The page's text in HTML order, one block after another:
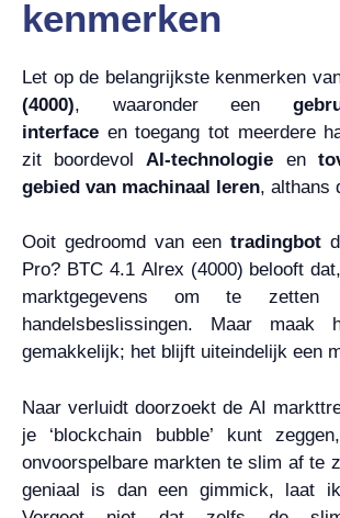
kenmerken
Let op de belangrijkste kenmerken
(4000), waaronder een
interface en toegang tot meerdere
zit boordevol AI-technologie en
gebied van machinaal leren, althans
Ooit gedroomd van een tradingbot
Pro? BTC 4.1 Alrex (4000) belooft
marktgegevens om te zetten
handelsbeslissingen. Maar
gemakkelijk; het blijft uiteindelijk een
Naar verluidt doorzoekt de AI
je ‘blockchain bubble’ kunt
onvoorspelbare markten te slim af te
geniaal is dan een gimmick, laat